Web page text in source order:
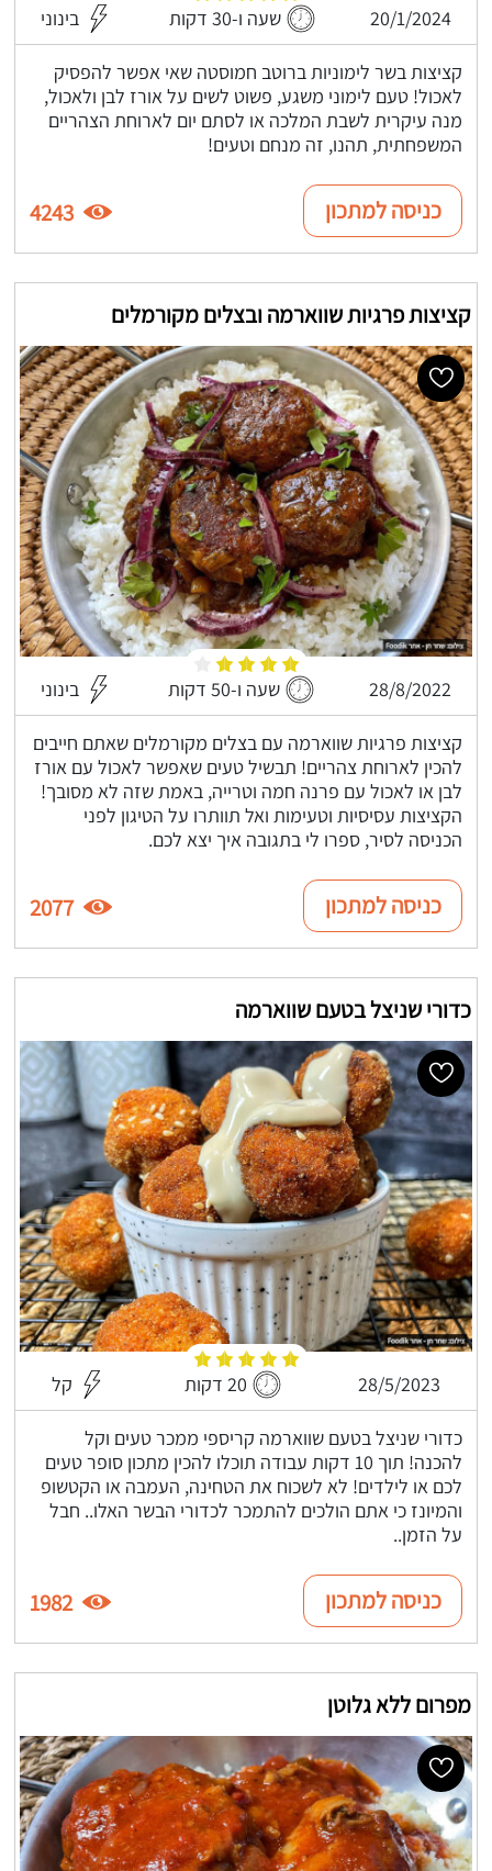
20/1/2024 שעה ו-30 דקות בינוני
קציצות בשר לימוניות ברוטב חמוסטה שאי אפשר להפסיק
לאכול! טעם לימוני משגע, פשוט לשים על אורז לבן ולאכול,
מנה עיקרית לשבת המלכה או לסתם יום לארוחת הצהריים
המשפחתית, תהנו, זה מנחם וטעים!
כניסה למתכון 4243
קציצות פרגיות שווארמה ובצלים מקורמלים
28/8/2022 שעה ו-50 דקות בינוני
קציצות פרגיות שווארמה עם בצלים מקורמלים שאתם חייבים
להכין לארוחת צהריים! תבשיל טעים שאפשר לאכול עם אורז
לבן או לאכול עם פרנה חמה וטרייה, באמת שזה לא מסובך!
הקציצות עסיסיות וטעימות ואל תוותרו על הטיגון לפני
הכניסה לסיר, ספרו לי בתגובה איך יצא לכם.
כניסה למתכון 2077
כדורי שניצל בטעם שווארמה
28/5/2023 20 דקות קל
כדורי שניצל בטעם שווארמה קריספי ממכר טעים וקל
להכנה! תוך 10 דקות עבודה תוכלו להכין מתכון סופר טעים
לכם או לילדים! לא לשכוח את הטחינה, העמבה או הקטשופ
והמיונז כי אתם הולכים להתמכר לכדורי הבשר האלו.. חבל
על הזמן..
כניסה למתכון 1982
מפרום ללא גלוטן